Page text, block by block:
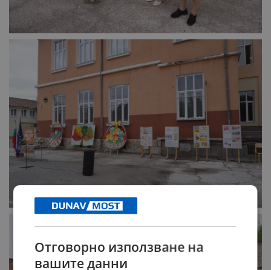
Отговорно използване на
вашите данни